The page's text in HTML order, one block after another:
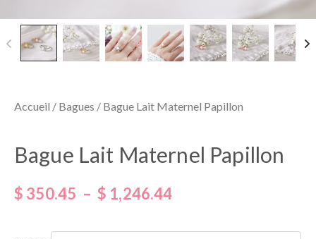
Accueil / Bagues / Bague Lait Maternel Papillon
Bague Lait Maternel Papillon
$ 350.45 – $ 1,246.44